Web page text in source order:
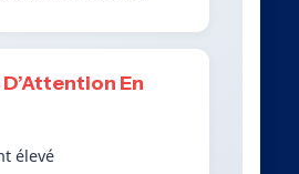
En
élevé